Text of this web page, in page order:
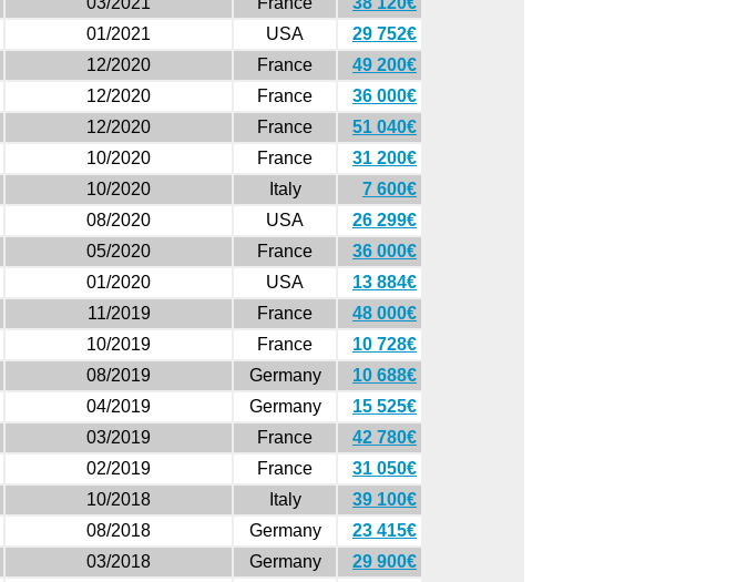
01/2021 USA
29 752€
12/2020 France
49 200€
12/2020 France
36 000€
12/2020 France
51 040€
10/2020 France
31 200€
10/2020 Italy
7 600€
08/2020 USA
26 299€
05/2020 France
36 000€
01/2020 USA
13 884€
11/2019 France
48 000€
10/2019 France
10 728€
08/2019 Germany
10 688€
04/2019 Germany
15 525€
03/2019 France
42 780€
02/2019 France
31 050€
10/2018 Italy
39 100€
08/2018 Germany
23 415€
03/2018 Germany
29 900€